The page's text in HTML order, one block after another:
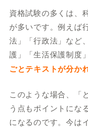
資格試験の多くは、
が多いです。例えば
法」「行政法」など
護」「生活保護制度
ごとテキストが分か
このような場合、「
う点もポイントにな
になるのです。今は